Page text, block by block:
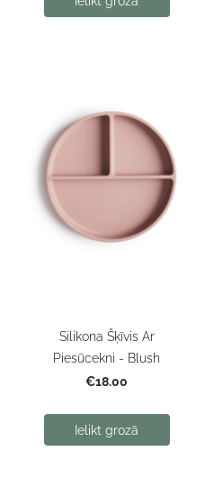
Silikona Šķīvis Ar
Piesūcekni - Blush
€18.00
Ielikt grozā